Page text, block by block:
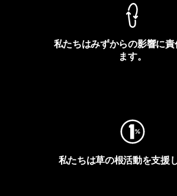
私たちはみずからの影響に
ます。
私たちは草の根活動を支援